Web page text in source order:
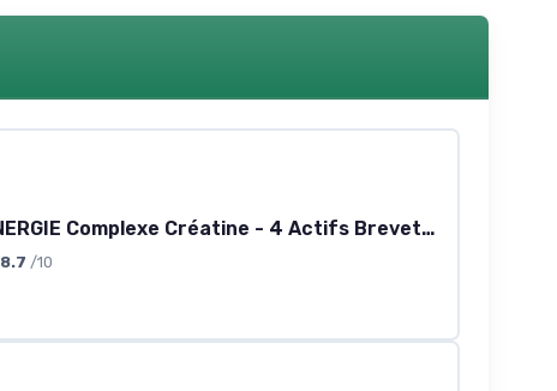
ACTIV’ENERGIE Complexe Créatine - 4 Actifs Brevetés - Force - Tonicité - Énergie - Dosages Cliniques - Efficacité Prouvée + 19,7% de Force Musculaire en 8 semaines - Fabriqué en France - Terravita
8.7 /10